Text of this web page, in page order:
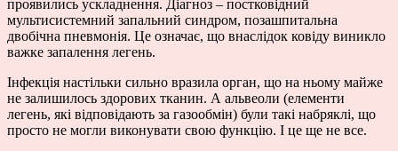
проявились ускладнення. Діагноз – постковідний
мультисистемний запальний синдром, позашпитальна
двобічна пневмонія. Це означає, що внаслідок ковіду виникло
важке запалення легень.
Інфекція настільки сильно вразила орган, що на ньому майже
не залишилось здорових тканин. А альвеоли (елементи
легень, які відповідають за газообмін) були такі набряклі, що
просто не могли виконувати свою функцію. І це ще не все.